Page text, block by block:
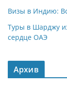
Визы в Индию:
Туры в Шарджу
сердце ОАЭ
Архив